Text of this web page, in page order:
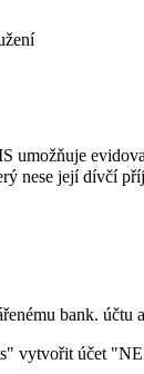
umožňuje
nese její dívčí
bank. účtu
vytvořit účet